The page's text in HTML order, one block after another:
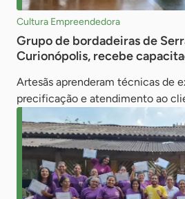
Cultura Empreendedora
Grupo de bordadeiras de
Curionópolis, recebe
Artesãs aprenderam técnicas de
precificação e atendimento ao